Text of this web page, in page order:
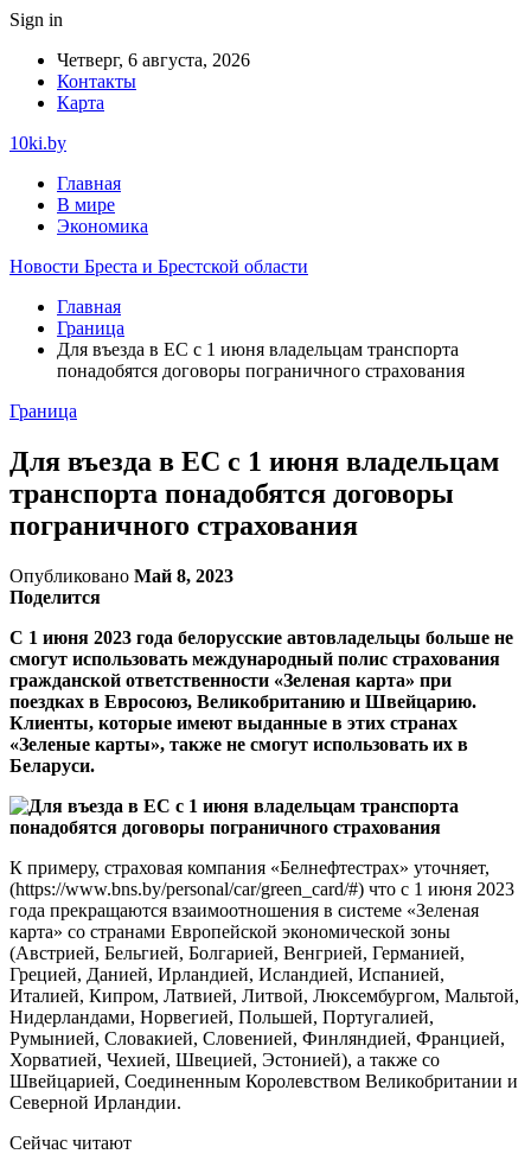
Sign in
Четверг, 6 августа, 2026
Контакты
Карта
10ki.by
Главная
В мире
Экономика
Новости Бреста и Брестской области
Главная
Граница
Для въезда в ЕС с 1 июня владельцам транспорта
понадобятся договоры пограничного страхования
Граница
Для въезда в ЕС с 1 июня владельцам
транспорта понадобятся договоры
пограничного страхования
Опубликовано Май 8, 2023
Поделится
С 1 июня 2023 года белорусские автовладельцы больше не
смогут использовать международный полис страхования
гражданской ответственности «Зеленая карта» при
поездках в Евросоюз, Великобританию и Швейцарию.
Клиенты, которые имеют выданные в этих странах
«Зеленые карты», также не смогут использовать их в
Беларуси.
К примеру, страховая компания «Белнефтестрах» уточняет,
(https://www.bns.by/personal/car/green_card/#) что с 1 июня 2023
года прекращаются взаимоотношения в системе «Зеленая
карта» со странами Европейской экономической зоны
(Австрией, Бельгией, Болгарией, Венгрией, Германией,
Грецией, Данией, Ирландией, Исландией, Испанией,
Италией, Кипром, Латвией, Литвой, Люксембургом, Мальтой,
Нидерландами, Норвегией, Польшей, Португалией,
Румынией, Словакией, Словенией, Финляндией, Францией,
Хорватией, Чехией, Швецией, Эстонией), а также со
Швейцарией, Соединенным Королевством Великобритании и
Северной Ирландии.
Сейчас читают